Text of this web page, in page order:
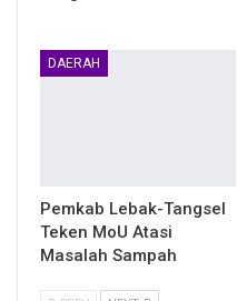
DAERAH
Pemkab Lebak-Tangsel
Teken MoU Atasi
Masalah Sampah